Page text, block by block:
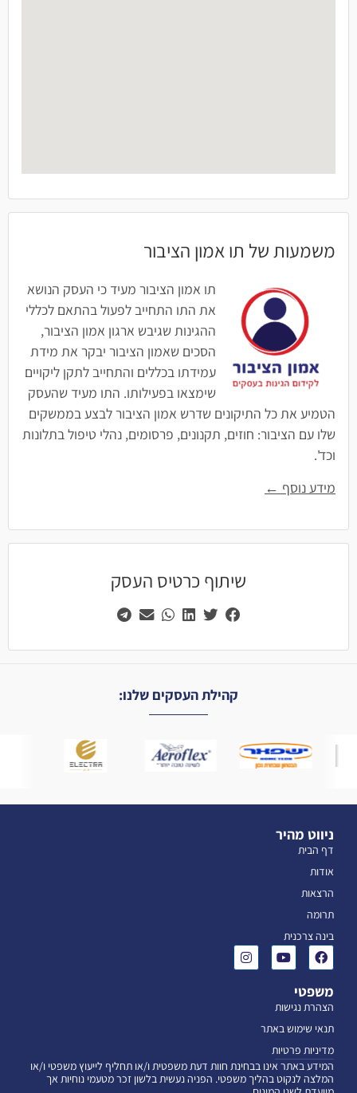
משמעות של תו אמון הציבור
תו אמון הציבור מעיד כי העסק הנושא
את התו התחייב לפעול בהתאם לכללי
ההגינות שגיבש ארגון אמון הציבור,
הסכים שאמון הציבור יבקר את מידת
עמידתו בכללים והתחייב לתקן ליקויים
שימצאו בפעילותו. התו מעיד שהעסק
הטמיע את כל התיקונים שדרש אמון הציבור לבצע בממשקים
שלו עם הציבור: חוזים, תקנונים, פרסומים, נהלי טיפול בתלונות
וכד'.
מידע נוסף ←
שיתוף כרטיס העסק
קהילת העסקים שלנו:
ניווט מהיר
דף הבית
אודות
הרצאות
תרומה
בינה צרכנית
משפטי
הצהרת נגישות
תנאי שימוש באתר
מדיניות פרטיות
המידע באתר אינו בבחינת חוות דעת משפטית ו/או תחליף לייעוץ משפטי ו/או
המלצה לנקוט בהליך משפטי. הפניה נעשית בלשון זכר מטעמי נוחיות אך